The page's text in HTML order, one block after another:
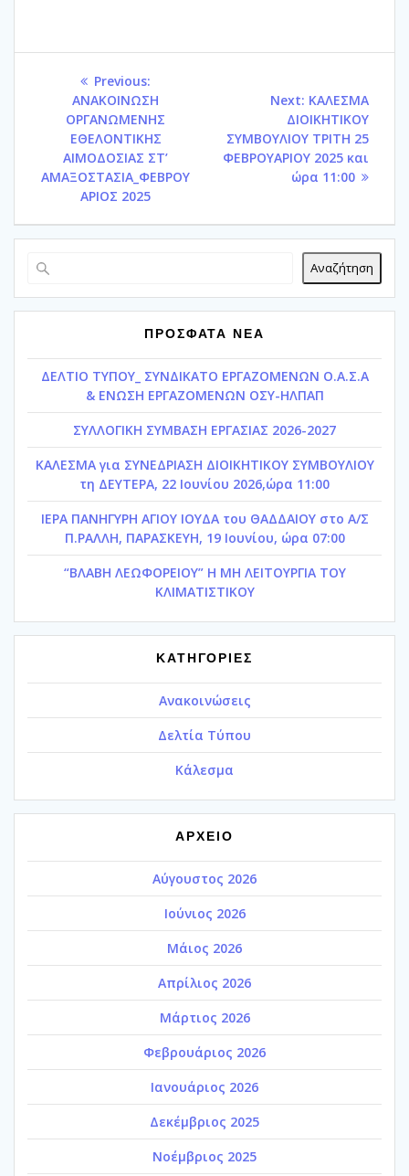
Πλοήγηση
άρθρων
Previous:
post:
ΑΝΑΚΟΙΝΩΣΗ
ΟΡΓΑΝΩΜΕΝΗΣ
ΕΘΕΛΟΝΤΙΚΗΣ
ΑΙΜΟΔΟΣΙΑΣ ΣΤ’
ΑΜΑΞΟΣΤΑΣΙΑ_ΦΕΒΡΟΥ
ΑΡΙΟΣ 2025
Next: Next
post:
ΚΑΛΕΣΜΑ
ΔΙΟΙΚΗΤΙΚΟΥ
ΣΥΜΒΟΥΛΙΟΥ ΤΡΙΤΗ 25
ΦΕΒΡΟΥΑΡΙΟΥ 2025 και
ώρα 11:00
Αναζήτηση
ΠΡΟΣΦΑΤΑ ΝΕΑ
ΔΕΛΤΙΟ ΤΥΠΟΥ_ ΣΥΝΔΙΚΑΤΟ ΕΡΓΑΖΟΜΕΝΩΝ Ο.Α.Σ.Α
& ΕΝΩΣΗ ΕΡΓΑΖΟΜΕΝΩΝ ΟΣΥ-ΗΛΠΑΠ
ΣΥΛΛΟΓΙΚΗ ΣΥΜΒΑΣΗ ΕΡΓΑΣΙΑΣ 2026-2027
ΚΑΛΕΣΜΑ για ΣΥΝΕΔΡΙΑΣΗ ΔΙΟΙΚΗΤΙΚΟΥ ΣΥΜΒΟΥΛΙΟΥ
τη ΔΕΥΤΕΡΑ, 22 Ιουνίου 2026,ώρα 11:00
ΙΕΡΑ ΠΑΝΗΓΥΡΗ ΑΓΙΟΥ ΙΟΥΔΑ του ΘΑΔΔΑΙΟΥ στο Α/Σ
Π.ΡΑΛΛΗ, ΠΑΡΑΣΚΕΥΗ, 19 Ιουνίου, ώρα 07:00
“ΒΛΑΒΗ ΛΕΩΦΟΡΕΙΟΥ” Η ΜΗ ΛΕΙΤΟΥΡΓΙΑ ΤΟΥ
ΚΛΙΜΑΤΙΣΤΙΚΟΥ
ΚΑΤΗΓΟΡΙΕΣ
Ανακοινώσεις
Δελτία Τύπου
Κάλεσμα
ΑΡΧΕΙΟ
Αύγουστος 2026
Ιούνιος 2026
Μάιος 2026
Απρίλιος 2026
Μάρτιος 2026
Φεβρουάριος 2026
Ιανουάριος 2026
Δεκέμβριος 2025
Νοέμβριος 2025